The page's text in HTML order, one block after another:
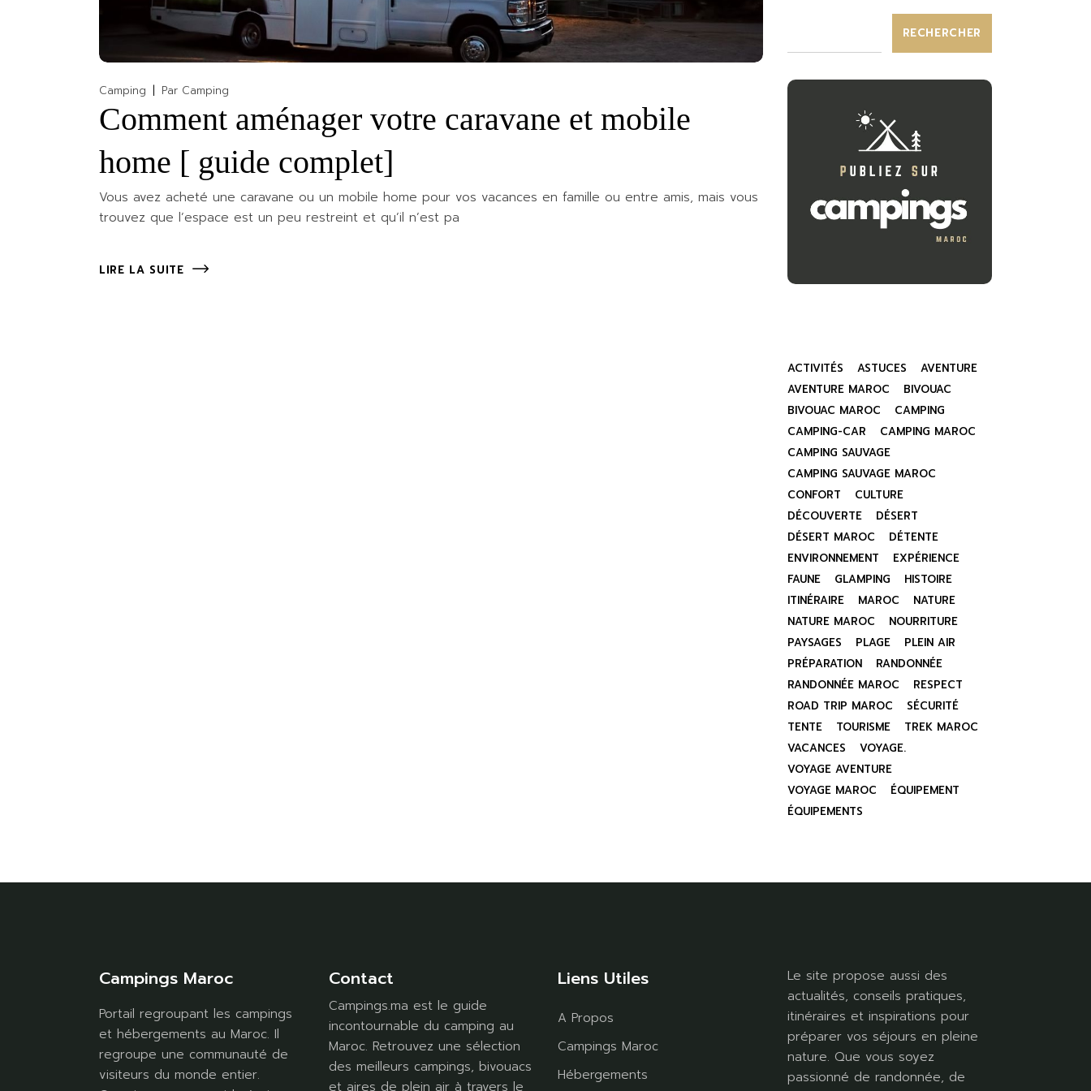
Camping Par Camping
Comment aménager votre caravane et mobile
home [ guide complet]
Vous avez acheté une caravane ou un mobile home pour vos vacances en famille ou entre amis, mais vous
trouvez que l’espace est un peu restreint et qu’il n’est pa
LIRE LA SUITE
RECHERCHER
ACTIVITÉS ASTUCES
AVENTURE
AVENTURE MAROC
BIVOUAC
BIVOUAC MAROC
CAMPING
CAMPING-CAR
CAMPING MAROC
CAMPING SAUVAGE
CAMPING SAUVAGE MAROC
CONFORT
CULTURE
DÉCOUVERTE
DÉSERT
DÉSERT MAROC
DÉTENTE
ENVIRONNEMENT
EXPÉRIENCE
FAUNE
GLAMPING
HISTOIRE
ITINÉRAIRE
MAROC
NATURE
NATURE MAROC
NOURRITURE
PAYSAGES
PLAGE
PLEIN AIR
PRÉPARATION
RANDONNÉE
RANDONNÉE MAROC
RESPECT
ROAD TRIP MAROC
SÉCURITÉ
TENTE
TOURISME
TREK MAROC
VACANCES
VOYAGE.
VOYAGE AVENTURE
VOYAGE MAROC
ÉQUIPEMENT
ÉQUIPEMENTS
Campings Maroc
Portail regroupant les campings
et hébergements au Maroc. Il
regroupe une communauté de
visiteurs du monde entier.
Contact
Campings.ma est le guide
incontournable du camping au
Maroc. Retrouvez une sélection
des meilleurs campings, bivouacs
et aires de plein air à travers le
Liens Utiles
A Propos
Campings Maroc
Hébergements
Le site propose aussi des
actualités, conseils pratiques,
itinéraires et inspirations pour
préparer vos séjours en pleine
nature. Que vous soyez
passionné de randonnée, de